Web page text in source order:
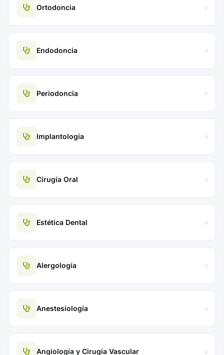
Ortodoncia
Endodoncia
Periodoncia
Implantología
Cirugía Oral
Estética Dental
Alergología
Anestesiología
Angiología y Cirugía Vascular